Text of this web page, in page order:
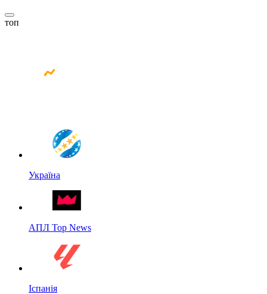
топ
Україна
АПЛ Top News
Іспанія